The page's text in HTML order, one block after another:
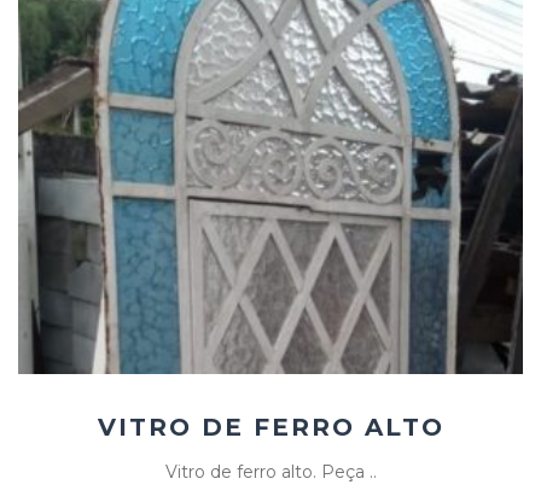
Add
ao
Favoritos
VITRO DE FERRO ALTO
Vitro de ferro alto. Peça ..